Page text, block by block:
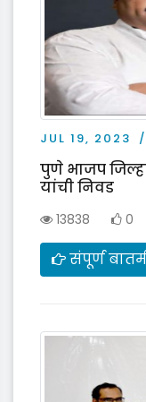
JUL 19, 2023
पुणे भाजप
यांची निवड
13838 0
संपूर्ण